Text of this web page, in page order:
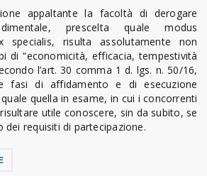
appaltante la facoltà di derogare
prescelta quale modus
specialis, risulta assolutamente non
di “economicità, efficacia, tempestività
l’art. 30 comma 1 d. lgs. n. 50/16,
fasi di affidamento e di esecuzione
quella in esame, in cui i concorrenti
utile conoscere, sin da subito, se
dei requisiti di partecipazione.